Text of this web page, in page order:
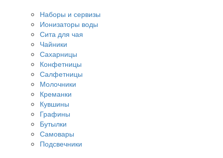
Наборы и сервизы
Ионизаторы воды
Сита для чая
Чайники
Сахарницы
Конфетницы
Салфетницы
Молочники
Креманки
Кувшины
Графины
Бутылки
Самовары
Подсвечники